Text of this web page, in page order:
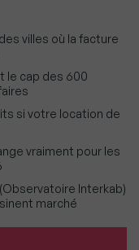
villes où la facture
le cap des 600
si votre location de
vraiment pour les
Interkab)
marché